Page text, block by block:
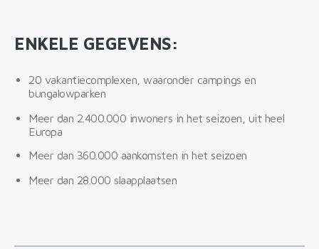
ENKELE GEGEVENS:
20 vakantiecomplexen, waaronder campings en
bungalowparken
Meer dan 2.400.000 inwoners in het seizoen, uit heel
Europa
Meer dan 360.000 aankomsten in het seizoen
Meer dan 28.000 slaapplaatsen